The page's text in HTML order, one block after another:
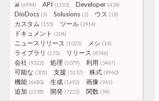
ai (6994) API (1193) Developer (438)
DioDocs (3) Solusions (2) ウス (18)
カスタム (155) ツール (2914)
ドキュメント (204)
ニュースリリース (1023) メシ (14)
ライブラリ (175) リリース (8746)
会社 (9322) 処理 (1079) 利用 (5467)
可能な (305) 支援 (5137) 株式 (8960)
機能 (6680) 生成 (1692) 画像 (961)
追加 (2238) 開発 (7222) 関数 (94)